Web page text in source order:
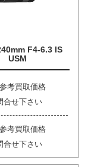
F4-6.3 IS
USM
考買取価格
合せ下さい
考買取価格
合せ下さい